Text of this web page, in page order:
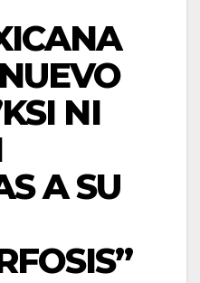
NI
A SU